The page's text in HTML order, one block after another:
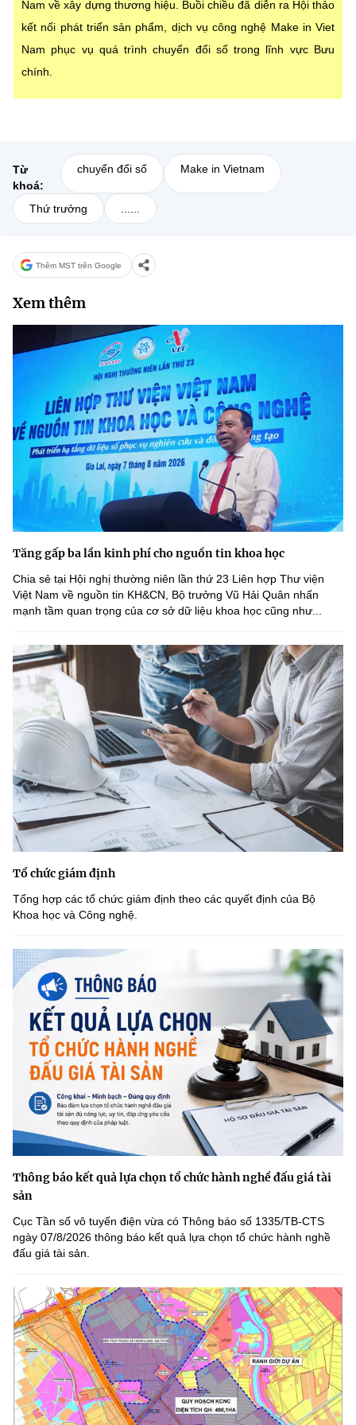
Nam về xây dựng thương hiệu. Buồi chiều đã diễn ra Hội thảo
kết nối phát triển sản phẩm, dịch vụ công nghệ Make in Viet
Nam phục vụ quá trình chuyển đổi số trong lĩnh vực Bưu
chính.
Từ
khoá:
chuyển đổi số Make in Vietnam
Thứ trưởng
Thêm MST trên Google
Xem thêm
Tăng gấp ba lần kinh phí cho nguồn tin khoa học
Chia sẻ tại Hội nghị thường niên lần thứ 23 Liên hợp Thư viện
Việt Nam về nguồn tin KH&CN, Bộ trưởng Vũ Hải Quân nhấn
mạnh tầm quan trọng của cơ sở dữ liệu khoa học cũng như...
Tổ chức giám định
Tổng hợp các tổ chức giám định theo các quyết định của Bộ
Khoa học và Công nghệ.
Thông báo kết quả lựa chọn tổ chức hành nghề đấu giá tài
sản
Cục Tần số vô tuyến điện vừa có Thông báo số 1335/TB-CTS
ngày 07/8/2026 thông báo kết quả lựa chọn tổ chức hành nghề
đấu giá tài sản.